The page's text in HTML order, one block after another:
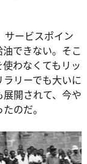
サービスポイン
できない。そこ
わなくてもリッ
リーでも大いに
開されて、今や
のだ。